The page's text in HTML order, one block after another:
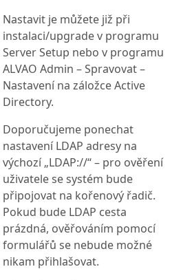
Nastavit je můžete již při
instalaci/upgrade v programu
Server Setup nebo v programu
ALVAO Admin – Spravovat –
Nastavení na záložce Active
Directory.
Doporučujeme ponechat
nastavení LDAP adresy na
výchozí „LDAP://“ – pro ověření
uživatele se systém bude
připojovat na kořenový řadič.
Pokud bude LDAP cesta
prázdná, ověřováním pomocí
formulářů se nebude možné
nikam přihlašovat.